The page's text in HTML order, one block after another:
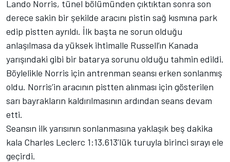
Lando Norris, tünel bölümünden çıktıktan sonra son
derece sakin bir şekilde aracını pistin sağ kısmına park
edip pistten ayrıldı. İlk başta ne sorun olduğu
anlaşılmasa da yüksek ihtimalle Russell’ın Kanada
yarışındaki gibi bir batarya sorunu olduğu tahmin edildi.
Böylelikle Norris için antrenman seansı erken sonlanmış
oldu. Norris’in aracının pistten alınması için gösterilen
sarı bayrakların kaldırılmasının ardından seans devam
etti.
Seansın ilk yarısının sonlanmasına yaklaşık beş dakika
kala Charles Leclerc 1:13.613’lük turuyla birinci sırayı ele
geçirdi.